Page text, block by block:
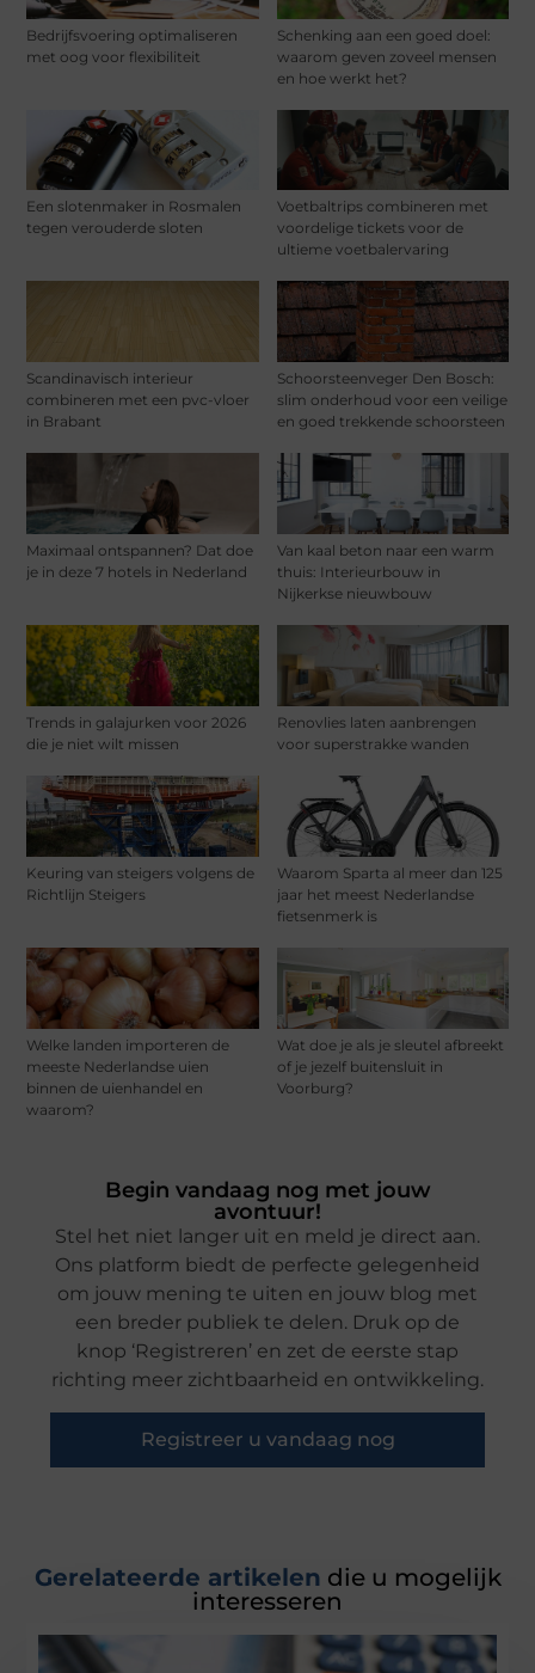
Bedrijfsvoering optimaliseren
met oog voor flexibiliteit
Schenking aan een goed doel:
waarom geven zoveel mensen
en hoe werkt het?
Een slotenmaker in Rosmalen
tegen verouderde sloten
Voetbaltrips combineren met
voordelige tickets voor de
ultieme voetbalervaring
Scandinavisch interieur
combineren met een pvc-vloer
in Brabant
Schoorsteenveger Den Bosch:
slim onderhoud voor een veilige
en goed trekkende schoorsteen
Maximaal ontspannen? Dat doe
je in deze 7 hotels in Nederland
Van kaal beton naar een warm
thuis: Interieurbouw in
Nijkerkse nieuwbouw
Trends in galajurken voor 2026
die je niet wilt missen
Renovlies laten aanbrengen
voor superstrakke wanden
Keuring van steigers volgens de
Richtlijn Steigers
Waarom Sparta al meer dan 125
jaar het meest Nederlandse
fietsenmerk is
Welke landen importeren de
meeste Nederlandse uien
binnen de uienhandel en
waarom?
Wat doe je als je sleutel afbreekt
of je jezelf buitensluit in
Voorburg?
Begin vandaag nog met jouw
avontuur!
Stel het niet langer uit en meld je direct aan.
Ons platform biedt de perfecte gelegenheid
om jouw mening te uiten en jouw blog met
een breder publiek te delen. Druk op de
knop ‘Registreren’ en zet de eerste stap
richting meer zichtbaarheid en ontwikkeling.
Registreer u vandaag nog
Gerelateerde artikelen die u mogelijk
interesseren